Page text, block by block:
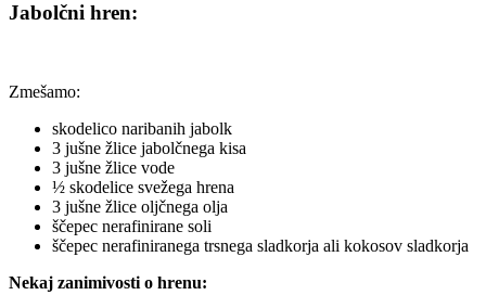
Jabolčni hren:
Zmešamo:
skodelico naribanih jabolk
3 jušne žlice jabolčnega kisa
3 jušne žlice vode
½ skodelice svežega hrena
3 jušne žlice oljčnega olja
ščepec nerafinirane soli
ščepec nerafiniranega trsnega sladkorja ali kokosov sladkorja
Nekaj zanimivosti o hrenu: